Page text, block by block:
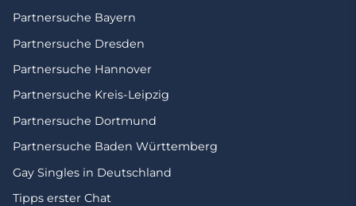
Partnersuche Bayern
Partnersuche Dresden
Partnersuche Hannover
Partnersuche Kreis-Leipzig
Partnersuche Dortmund
Partnersuche Baden Württemberg
Gay Singles in Deutschland
Tipps erster Chat